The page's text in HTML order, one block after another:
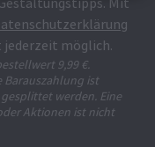
jederzeit möglich.
9,99 €.
Barauszahlung ist
werden. Eine
Aktionen ist nicht